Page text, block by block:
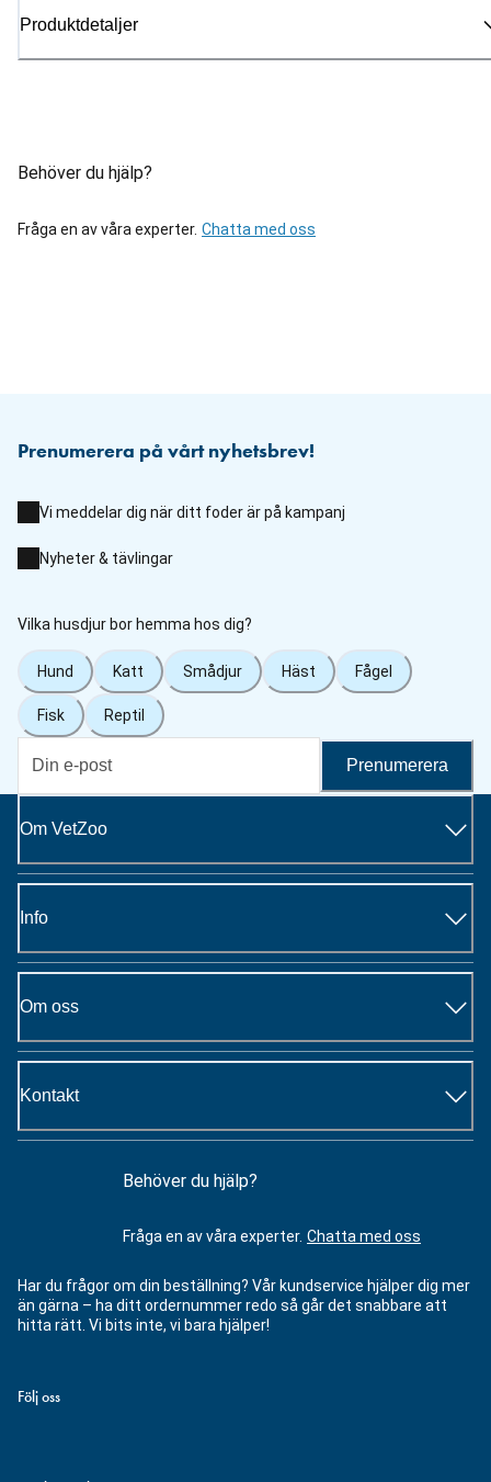
Produktdetaljer
Behöver du hjälp?
Fråga en av våra experter. Chatta med oss
Prenumerera på vårt nyhetsbrev!
Vi meddelar dig när ditt foder är på kampanj
Nyheter & tävlingar
Vilka husdjur bor hemma hos dig?
Hund Katt Smådjur Häst Fågel
Fisk Reptil
Prenumerera
Om VetZoo
Info
Om oss
Kontakt
Behöver du hjälp?
Fråga en av våra experter. Chatta med oss
Har du frågor om din beställning? Vår kundservice hjälper dig mer
än gärna – ha ditt ordernummer redo så går det snabbare att
hitta rätt. Vi bits inte, vi bara hjälper!
Följ oss